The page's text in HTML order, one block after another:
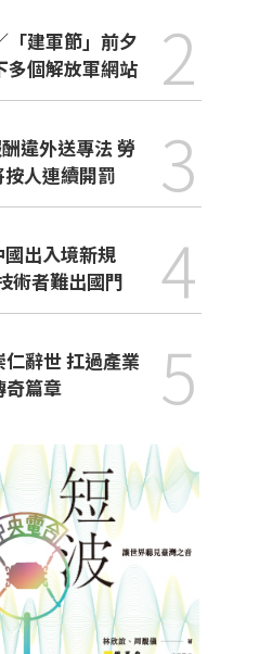
「建軍節」前夕
多個解放軍網站
2
違外送專法 勞
人連續開罰
3
出入境新規
術者難出國門
4
辭世 扛過產業
奇篇章
5